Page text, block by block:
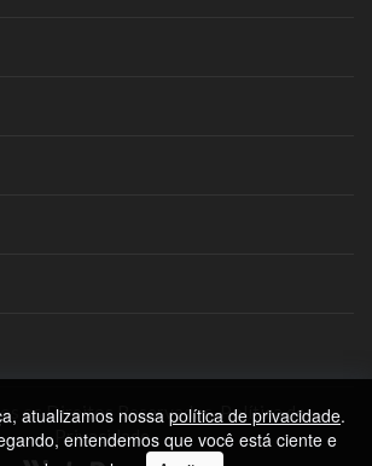
os Direitos Reservados.Política de
Privacidade
atualizamos nossa política de privacidade.
entendemos que você está ciente e